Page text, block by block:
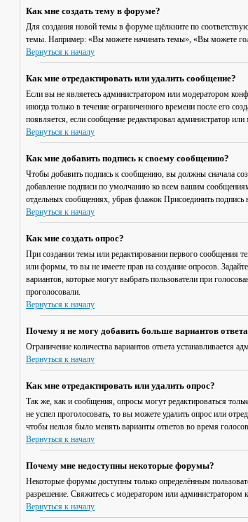
Как мне создать тему в форуме?
Для создания новой темы в форуме щёлкните по
темы. Например: «Вы можете начинать темы», «Вы можете
Вернуться к началу
Как мне отредактировать или удалить сообщение?
Если вы не являетесь администратором или модератором
иногда только в течение ограниченного времени после его
появляется, если сообщение редактировал администратор
Вернуться к началу
Как мне добавить подпись к своему сообщению?
Чтобы добавить подпись к сообщению, вы должны сначала
добавление подписи по умолчанию ко всем вашим
отдельных сообщениях, убрав флажок Присоединить подпись
Вернуться к началу
Как мне создать опрос?
При создании темы или редактировании первого сообщения
или формы, то вы не имеете прав на создание опросов.
вариантов, которые могут выбрать пользователи при
проголосовали.
Вернуться к началу
Почему я не могу добавить больше вариантов
Ограничение количества вариантов ответа
Вернуться к началу
Как мне отредактировать или удалить опрос?
Так же, как и сообщения, опросы могут редактироваться
не успел проголосовать, то вы можете удалить опрос или
чтобы нельзя было менять варианты ответов во время
Вернуться к началу
Почему мне недоступны некоторые форумы?
Некоторые форумы доступны только определённым
разрешение. Свяжитесь с модератором или администратором
Вернуться к началу